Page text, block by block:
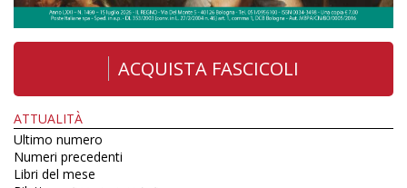
ACQUISTA FASCICOLI
ATTUALITÀ
Ultimo numero
Numeri precedenti
Libri del mese